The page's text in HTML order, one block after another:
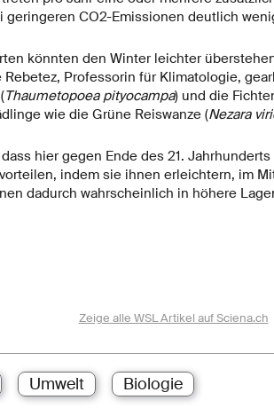
geringeren CO2-Emissionen deutlich
könnten den Winter leichter
Professorin für Klimatologie,
Thaumetopoea pityocampa) und die
wie die Grüne Reiswanze (Nezara
hier gegen Ende des 21.
indem sie ihnen erleichtern, im
dadurch wahrscheinlich in höhere
Zeige alle WSL Artikel auf Sciena.ch
Umwelt Biologie